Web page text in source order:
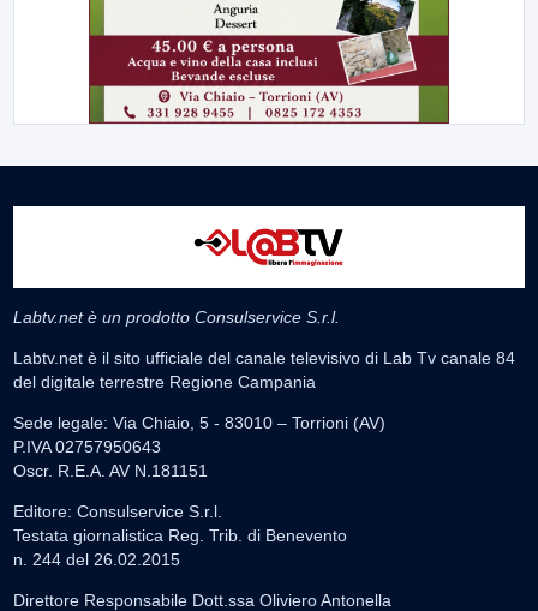
Labtv.net è un prodotto Consulservice S.r.l.
Labtv.net è il sito ufficiale del canale televisivo di Lab Tv canale 84
del digitale terrestre Regione Campania
Sede legale: Via Chiaio, 5 - 83010 – Torrioni (AV)
P.IVA 02757950643
Oscr. R.E.A. AV N.181151
Editore: Consulservice S.r.l.
Testata giornalistica Reg. Trib. di Benevento
n. 244 del 26.02.2015
Direttore Responsabile Dott.ssa Oliviero Antonella